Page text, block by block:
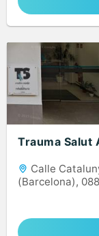
Trauma Salut
Calle
(Barcelona),